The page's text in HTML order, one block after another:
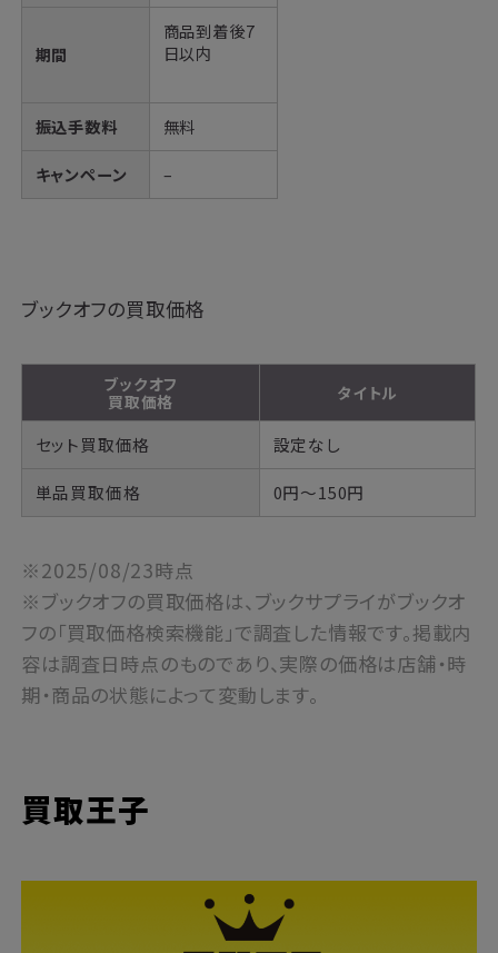
期間
商品到着後7
日以内
振込手数料 無料
キャンペーン –
ブックオフの買取価格
ブックオフ
買取価格
タイトル
セット買取価格 設定なし
単品買取価格 0円～150円
※2025/08/23時点
※ブックオフの買取価格は、ブックサプライがブックオ
フの「買取価格検索機能」で調査した情報です。掲載内
容は調査日時点のものであり、実際の価格は店舗・時
期・商品の状態によって変動します。
買取王子